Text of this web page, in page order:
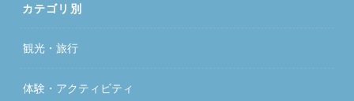
カテゴリ別
観光・旅行
体験・アクティビティ